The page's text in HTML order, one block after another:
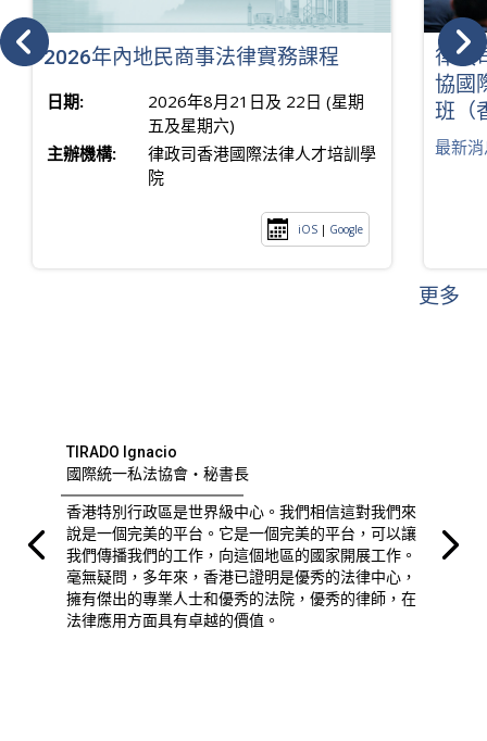
2026年內地民商事法律實務課程
日期:
2026年8月21日及 22日 (星期
五及星期六)
主辦機構:
律政司香港國際法律人才培訓學
院
iOS | Google
律政
協國
班（
最新
更多
TIRADO Ignacio
國際統一私法協會・秘書長
香港特別行政區是世界級中心。我們相信這對我們來
說是一個完美的平台。它是一個完美的平台，可以讓
我們傳播我們的工作，向這個地區的國家開展工作。
毫無疑問，多年來，香港已證明是優秀的法律中心，
擁有傑出的專業人士和優秀的法院，優秀的律師，在
法律應用方面具有卓越的價值。